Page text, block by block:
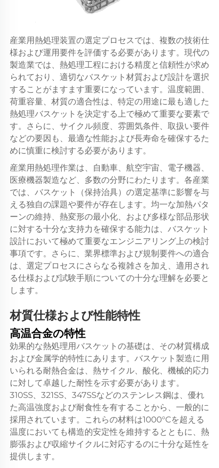
産業用熱処理装置の選定プロセスでは、複数の技術仕
様および運用要件を評価する必要があります。現代の
製造業では、熱処理工程における精度と信頼性が求め
られており、適切なバスケット材質および設計を選択
することがますます重要になっています。温度範囲、
荷重容量、材質の適合性は、特定の用途に最も適した
熱処理バスケットを決定する上で極めて重要な要素で
す。さらに、サイクル頻度、雰囲気条件、取扱い要件
などの要因も、最適な性能および長寿命を確保するた
めに慎重に検討する必要があります。
産業用熱処理作業は、自動車、航空宇宙、電子機器、
医療機器製造など、多数の分野にわたります。各産業
では、バスケット（保持治具）の選定基準に影響を与
える独自の課題や要件が存在します。均一な加熱パタ
ーンの維持、熱変形の最小化、および多様な部品形状
に対する十分な支持力を確保する能力は、バスケット
設計において極めて重要なエンジニアリング上の検討
事項です。さらに、業界標準および規制要件への適合
は、選定プロセスにさらなる複雑さを加え、適用され
る仕様および試験手順についての十分な理解を必要と
します。
材質仕様および性能特性
高温合金の特性
効果的な熱処理用バスケットの基礎は、その材質構成
および金属学的特性にあります。バスケット製造に用
いられる耐熱合金は、熱サイクル、酸化、機械的応力
に対して卓越した耐性を示す必要があります。
310SS、321SS、347SSなどのステンレス鋼は、優れ
た高温強度および耐食性を有することから、一般的に
採用されています。これらの材料は1000°Cを超える
温度においても構造的安定性を維持するとともに、熱
膨張および収縮サイクルに対応するのに十分な延性を
提供します。